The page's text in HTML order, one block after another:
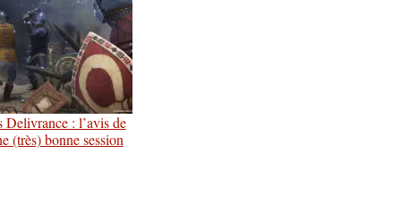
: l’avis de
(très) bonne session